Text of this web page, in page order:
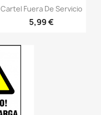
visibilityVistazo rápido
Cartel Fuera De Servicio
5,99 €